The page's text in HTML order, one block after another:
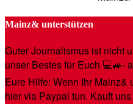
Mainz& unterstützen
Guter Journalismus ist nicht
unser Bestes für Euch 💻🚙-
Eure Hilfe: Wenn Ihr Mainz&
hier via Paypal tun. Kauft